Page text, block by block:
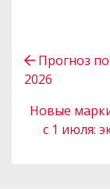
Прогноз
2026
Новые
с 1 июля: